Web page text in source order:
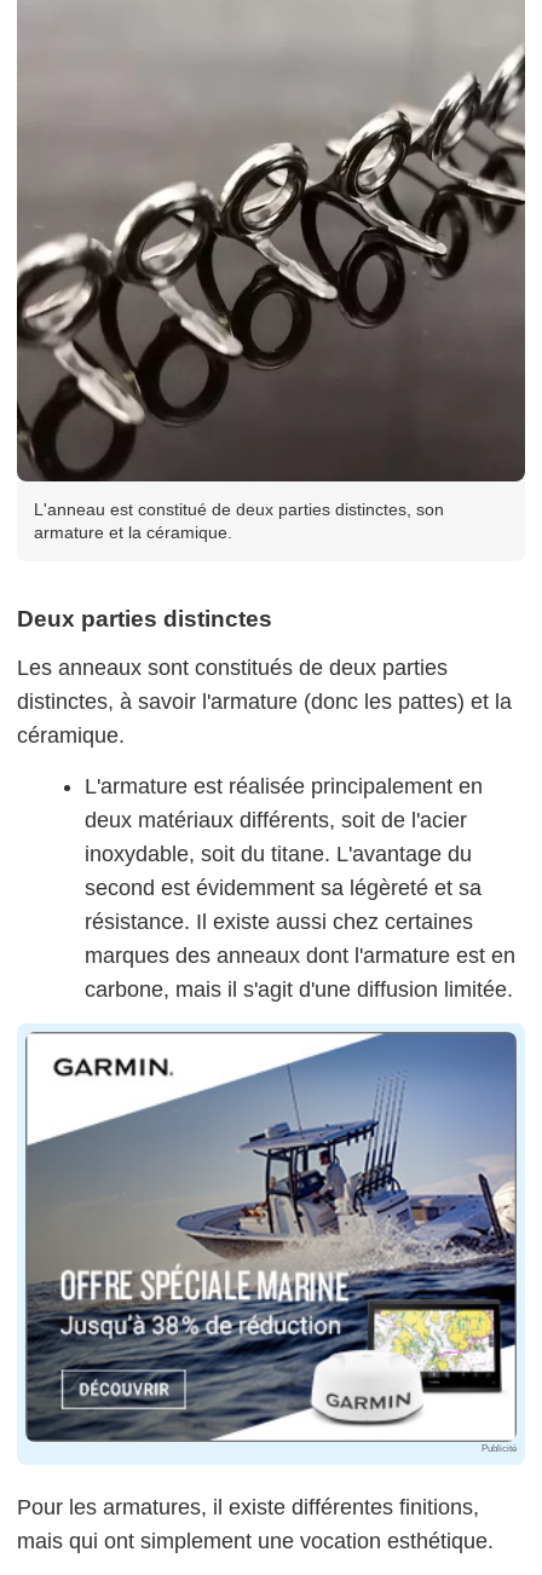
L'anneau est constitué de deux parties distinctes, son
armature et la céramique.
Deux parties distinctes
Les anneaux sont constitués de deux parties
distinctes, à savoir l'armature (donc les pattes) et la
céramique.
L'armature est réalisée principalement en
deux matériaux différents, soit de l'acier
inoxydable, soit du titane. L'avantage du
second est évidemment sa légèreté et sa
résistance. Il existe aussi chez certaines
marques des anneaux dont l'armature est en
carbone, mais il s'agit d'une diffusion limitée.
Publicité
Pour les armatures, il existe différentes finitions,
mais qui ont simplement une vocation esthétique.